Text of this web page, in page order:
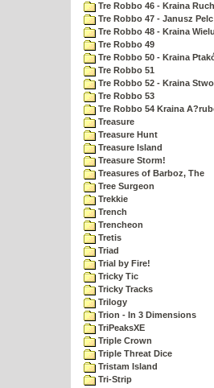
Tre Robbo 46 - Kraina
Tre Robbo 47 - Janusz
Tre Robbo 48 - Kraina
Tre Robbo 49
Tre Robbo 50 - Kraina
Tre Robbo 51
Tre Robbo 52 - Kraina
Tre Robbo 53
Tre Robbo 54 Kraina
Treasure
Treasure Hunt
Treasure Island
Treasure Storm!
Treasures of Barboz, The
Tree Surgeon
Trekkie
Trench
Trencheon
Tretis
Triad
Trial by Fire!
Tricky Tic
Tricky Tracks
Trilogy
Trion - In 3 Dimensions
TriPeaksXE
Triple Crown
Triple Threat Dice
Tristam Island
Tri-Strip